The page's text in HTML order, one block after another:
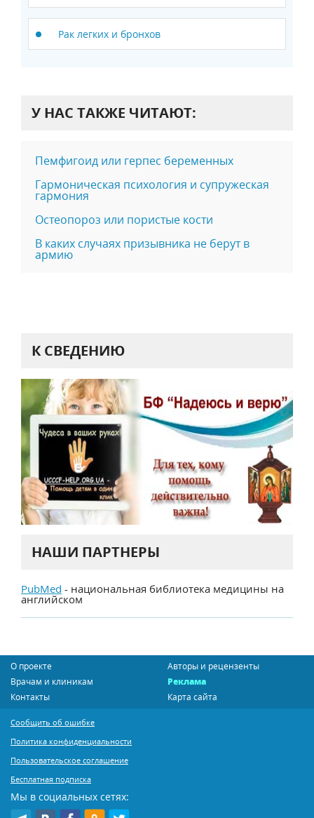
Рак легких и бронхов
У НАС ТАКЖЕ ЧИТАЮТ:
Пемфигоид или герпес беременных
Гармоническая психология и супружеская
гармония
Остеопороз или пористые кости
В каких случаях призывника не берут в
армию
К СВЕДЕНИЮ
НАШИ ПАРТНЕРЫ
PubMed - национальная библиотека медицины на
английском
О проекте
Авторы и рецензенты
Врачам и клиникам
Реклама
Контакты
Карта сайта
Сообщить об ошибке
Политика конфиденциальности
Пользовательское соглашение
Бесплатная подписка
Мы в социальных сетях: